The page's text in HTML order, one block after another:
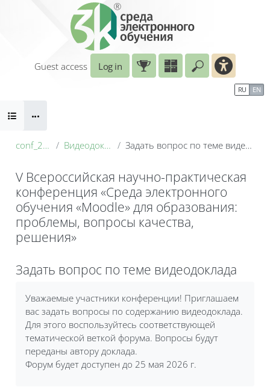
Skip to main content
Enter your
Guest access
Log in
RU EN
Blocks
conf_2026 Видеодоклады Задать вопрос по теме видеодоклада
V Всероссийская научно-практическая
конференция «Среда электронного
обучения «Moodle» для образования:
проблемы, вопросы качества,
решения»
Задать вопрос по теме видеодоклада
Уважаемые участники конференции! Приглашаем
вас задать вопросы по содержанию видеодоклада.
Для этого воспользуйтесь соответствующей
тематической веткой форума. Вопросы будут
переданы автору доклада.
Форум будет доступен до 25 мая 2026 г.